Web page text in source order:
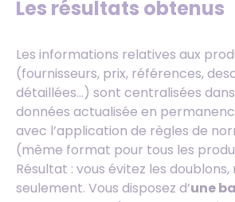
Les résultats obtenus
Les informations relatives aux
(fournisseurs, prix, références,
détaillées…) sont centralisées
données actualisée en
avec l’application de règles de
(même format pour tous les
Résultat : vous évitez les doublons,
seulement. Vous disposez d’une